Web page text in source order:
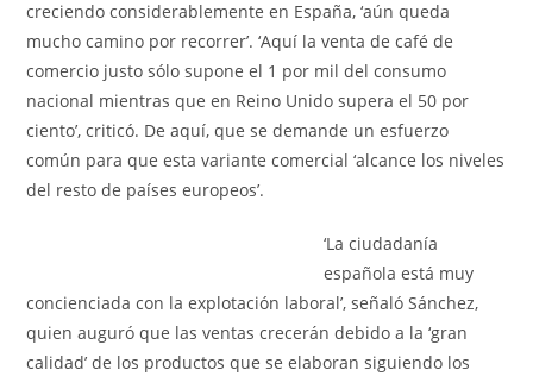
creciendo considerablemente en España, ‘aún queda
mucho camino por recorrer’. ‘Aquí la venta de café de
comercio justo sólo supone el 1 por mil del consumo
nacional mientras que en Reino Unido supera el 50 por
ciento’, criticó. De aquí, que se demande un esfuerzo
común para que esta variante comercial ‘alcance los niveles
del resto de países europeos’.
‘La ciudadanía
española está muy
concienciada con la explotación laboral’, señaló Sánchez,
quien auguró que las ventas crecerán debido a la ‘gran
calidad’ de los productos que se elaboran siguiendo los